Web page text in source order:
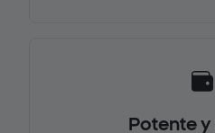
Potente y